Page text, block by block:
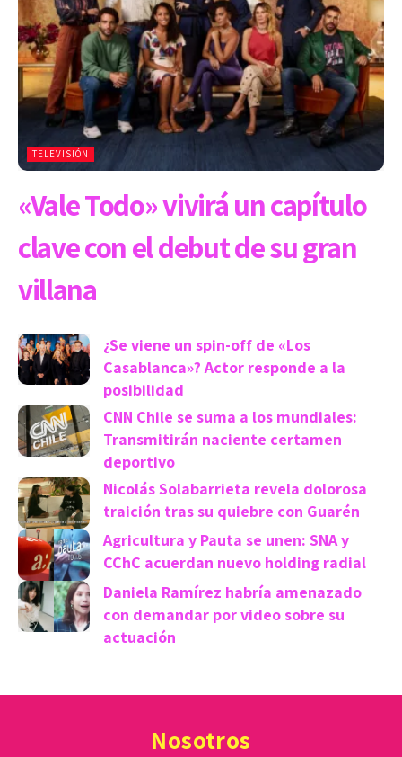
TELEVISIÓN
«Vale Todo» vivirá un capítulo
clave con el debut de su gran
villana
¿Se viene un spin-off de «Los
Casablanca»? Actor responde a la
posibilidad
CNN Chile se suma a los mundiales:
Transmitirán naciente certamen
deportivo
Nicolás Solabarrieta revela dolorosa
traición tras su quiebre con Guarén
Agricultura y Pauta se unen: SNA y
CChC acuerdan nuevo holding radial
Daniela Ramírez habría amenazado
con demandar por video sobre su
actuación
Nosotros